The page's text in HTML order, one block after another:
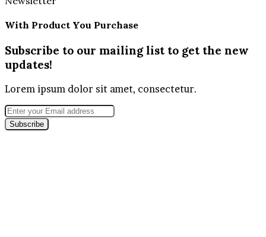
With Product You Purchase
Subscribe to our mailing list to get the new
updates!
Lorem ipsum dolor sit amet, consectetur.
Enter
your
Email